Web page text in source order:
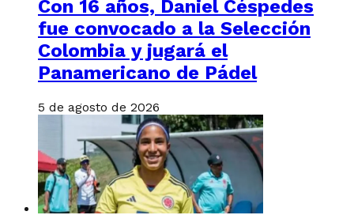
Con 16 años, Daniel Céspedes
fue convocado a la Selección
Colombia y jugará el
Panamericano de Pádel
5 de agosto de 2026